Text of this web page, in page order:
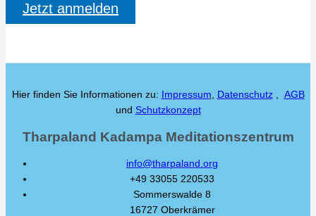
Jetzt anmelden
Hier finden Sie Informationen zu: Impressum Datenschutz, AGB
und Schutzkonzept
Tharpaland Kadampa Meditationszentrum
info@tharpaland.org
+49 33055 220533
Sommerswalde 8
16727 Oberkrämer